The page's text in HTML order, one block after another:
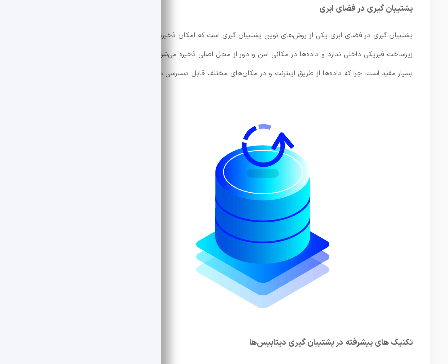
پشتیبان‌ گیری در فضای ابری
پشتیبان‌ گیری در فضای ابری یکی از روش‌های نوین پشتیبان‌ گیری است که امکان ذخیره‌سازی داده‌ها را در
فراهم می‌کند. این روش
زیرساخت فیزیکی داخلی ندارد و داده‌ها در مکانی امن و دور از محل اصلی ذخیره می‌شوند. این قابلیت در مواقع بحرانی مانند خرابی فیزیکی
بسیار مفید است، چرا که داده‌ها از طریق اینترنت و در مکان‌های مختلف قابل دسترسی هستند.
تکنیک‌ های پیشرفته در پشتیبان گیری دیتابیس‌ها